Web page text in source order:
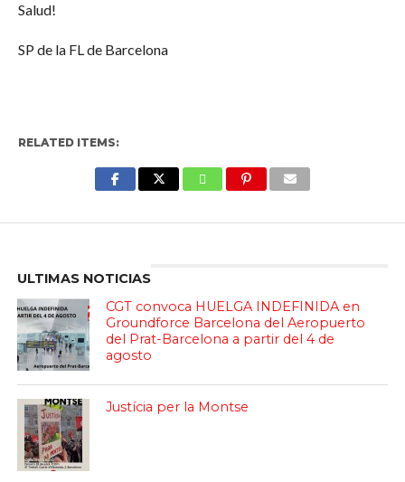
Salud!
SP de la FL de Barcelona
RELATED ITEMS:
ULTIMAS NOTICIAS
CGT convoca HUELGA INDEFINIDA en
Groundforce Barcelona del Aeropuerto
del Prat-Barcelona a partir del 4 de
agosto
Justícia per la Montse